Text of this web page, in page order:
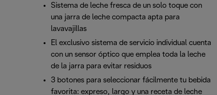
Sistema de leche fresca de un solo toque con
una jarra de leche compacta apta para
lavavajillas
El exclusivo sistema de servicio individual cuenta
con un sensor óptico que emplea toda la leche
de la jarra para evitar residuos
3 botones para seleccionar fácilmente tu bebida
favorita: expreso, largo y una receta de leche